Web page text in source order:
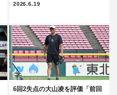
2026.6.19
6回2失点の大山凌を評価「前回